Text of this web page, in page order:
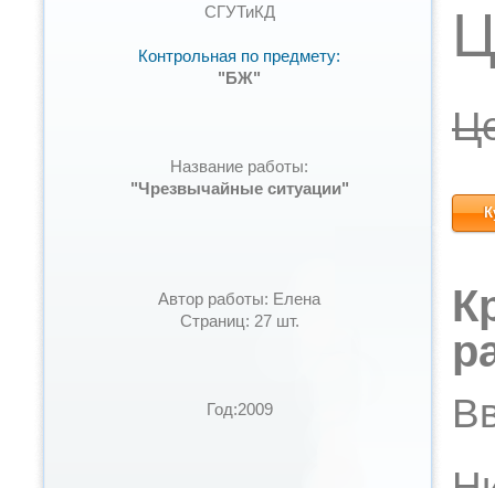
СГУТиКД
Контрольная по предмету:
"БЖ"
Название работы:
"Чрезвычайные ситуации"
Автор работы: Елена
Страниц: 27 шт.
Год:2009